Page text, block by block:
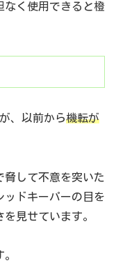
なく使用できると橙
、以前から機転が
して不意を突いた
ッドキーパーの目を
見せています。